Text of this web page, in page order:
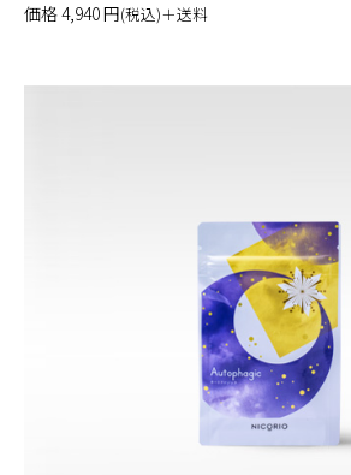
価格4,940円(税込)＋送料